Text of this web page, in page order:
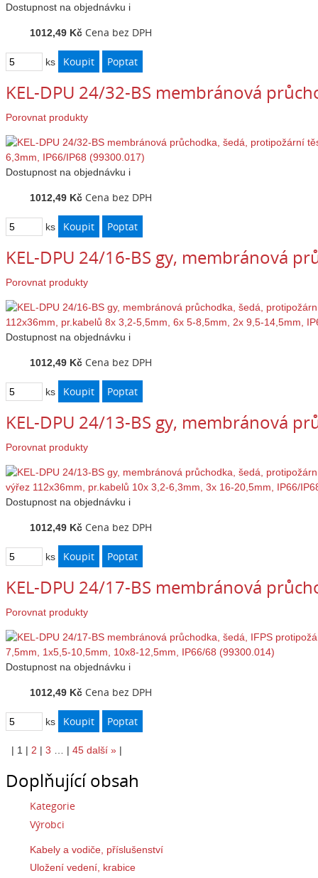
Dostupnost na objednávku i
1012,49 Kč Cena bez DPH
ks
KEL-DPU 24/32-BS membránová
Porovnat produkty
Dostupnost na objednávku i
1012,49 Kč Cena bez DPH
ks
KEL-DPU 24/16-BS gy, membránová
Porovnat produkty
Dostupnost na objednávku i
1012,49 Kč Cena bez DPH
ks
KEL-DPU 24/13-BS gy, membránová
Porovnat produkty
Dostupnost na objednávku i
1012,49 Kč Cena bez DPH
ks
KEL-DPU 24/17-BS membránová
Porovnat produkty
Dostupnost na objednávku i
1012,49 Kč Cena bez DPH
ks
| 1 | 2 | 3 | 45 další » |
Doplňující obsah
Kategorie
Výrobci
Kabely a vodiče, příslušenství
Uložení vedení, krabice